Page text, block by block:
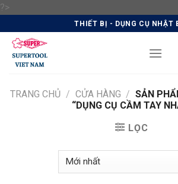
?>
content
THIẾT BỊ - DỤNG CỤ NHẬT
TRANG CHỦ / CỬA HÀNG / SẢN
“DỤNG CỤ CẦM TAY
LỌC